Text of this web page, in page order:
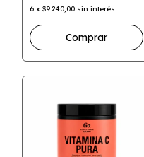
6 x $9.240,00 sin interés